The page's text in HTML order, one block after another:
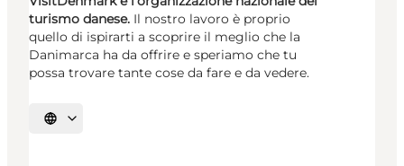
turismo danese. Il nostro lavoro è proprio
quello di ispirarti a scoprire il meglio che la
Danimarca ha da offrire e speriamo che tu
possa trovare tante cose da fare e da vedere.
Seleziona la lingua